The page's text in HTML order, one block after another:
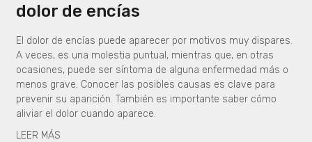
dolor de encías
El dolor de encías puede aparecer por motivos muy dispares.
A veces, es una molestia puntual, mientras que, en otras
ocasiones, puede ser síntoma de alguna enfermedad más o
menos grave. Conocer las posibles causas es clave para
prevenir su aparición. También es importante saber cómo
aliviar el dolor cuando aparece.
LEER MÁS